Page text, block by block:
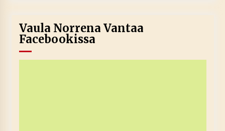
Vaula Norrena Vantaa
Facebookissa